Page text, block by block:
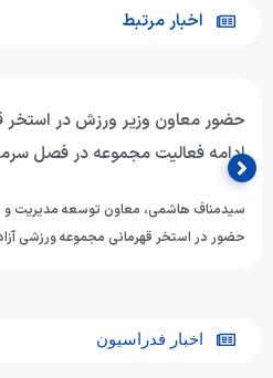
اخبار مرتبط
حضور معاون وزیر ورزش در استخر
ادامه فعالیت مجموعه در فصل سرما
سیدمناف هاشمی، معاون توسعه مدیریت و
حضور در استخر قهرمانی مجموعه ورزشی
اخبار فدراسیون